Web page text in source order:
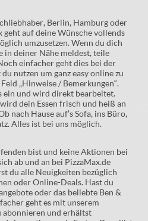
Berlin, Hamburg oder
geht auf deine Wünsche vollends
umzusetzen. Wenn du dich
in deiner Nähe meldest, teile
einfacher geht dies bei der
nutzen um ganz easy online zu
„Hinweise / Bemerkungen“.
ein und wird direkt bearbeitet.
dein Essen frisch und heiß an
nach Hause auf’s Sofa, ins Büro,
Alles ist bei uns möglich.
bist und keine Aktionen bei
ab und an bei PizzaMax.de
du alle Neuigkeiten bezüglich
oder Online-Deals. Hast du
oder das beliebte Ben &
geht es mit unserem
abonnieren und erhältst